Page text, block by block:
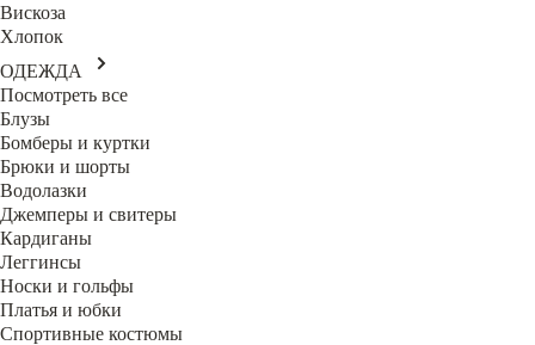
Вискоза
Хлопок
ОДЕЖДА
Посмотреть все
Блузы
Бомберы и куртки
Брюки и шорты
Водолазки
Джемперы и свитеры
Кардиганы
Леггинсы
Носки и гольфы
Платья и юбки
Спортивные костюмы